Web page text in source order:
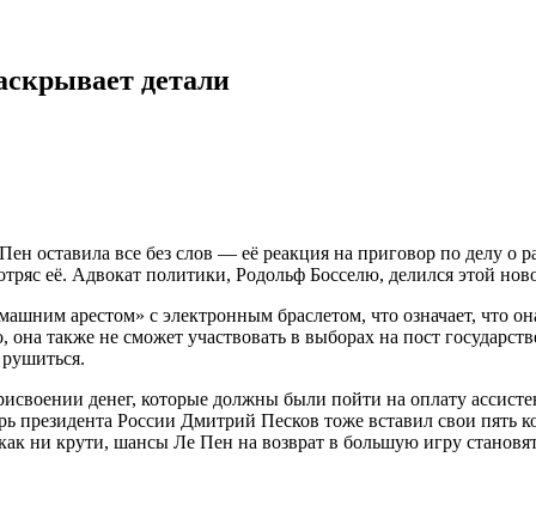
детали
все без слов — её реакция на приговор по делу о
её. Адвокат политики, Родольф Босселю, делился этой
арестом» с электронным браслетом, что означает, что
также не сможет участвовать в выборах на пост
денег, которые должны были пойти на оплату
России Дмитрий Песков тоже вставил свои пять
ни крути, шансы Ле Пен на возврат в большую игру